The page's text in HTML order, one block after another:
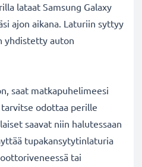
lataat Samsung Galaxy
ajon aikana. Laturiin syttyy
yhdistetty auton
saat matkapuhelimeesi
odottaa perille
saavat niin halutessaan
tupakansytytinlaturia
tai